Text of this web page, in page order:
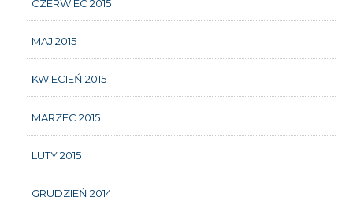
CZERWIEC 2015
MAJ 2015
KWIECIEŃ 2015
MARZEC 2015
LUTY 2015
GRUDZIEŃ 2014